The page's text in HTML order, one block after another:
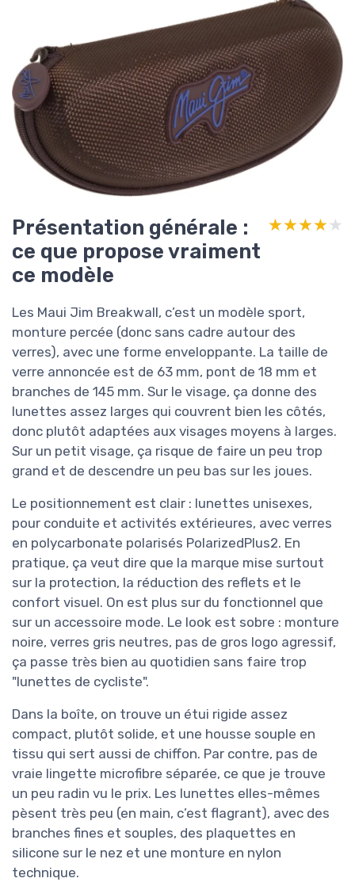
Présentation générale :
ce que propose vraiment
ce modèle
★★★★★
★★★★★
Les Maui Jim Breakwall, c’est un modèle sport,
monture percée (donc sans cadre autour des
verres), avec une forme enveloppante. La taille de
verre annoncée est de 63 mm, pont de 18 mm et
branches de 145 mm. Sur le visage, ça donne des
lunettes assez larges qui couvrent bien les côtés,
donc plutôt adaptées aux visages moyens à larges.
Sur un petit visage, ça risque de faire un peu trop
grand et de descendre un peu bas sur les joues.
Le positionnement est clair : lunettes unisexes,
pour conduite et activités extérieures, avec verres
en polycarbonate polarisés PolarizedPlus2. En
pratique, ça veut dire que la marque mise surtout
sur la protection, la réduction des reflets et le
confort visuel. On est plus sur du fonctionnel que
sur un accessoire mode. Le look est sobre : monture
noire, verres gris neutres, pas de gros logo agressif,
ça passe très bien au quotidien sans faire trop
"lunettes de cycliste".
Dans la boîte, on trouve un étui rigide assez
compact, plutôt solide, et une housse souple en
tissu qui sert aussi de chiffon. Par contre, pas de
vraie lingette microfibre séparée, ce que je trouve
un peu radin vu le prix. Les lunettes elles-mêmes
pèsent très peu (en main, c’est flagrant), avec des
branches fines et souples, des plaquettes en
silicone sur le nez et une monture en nylon
technique.